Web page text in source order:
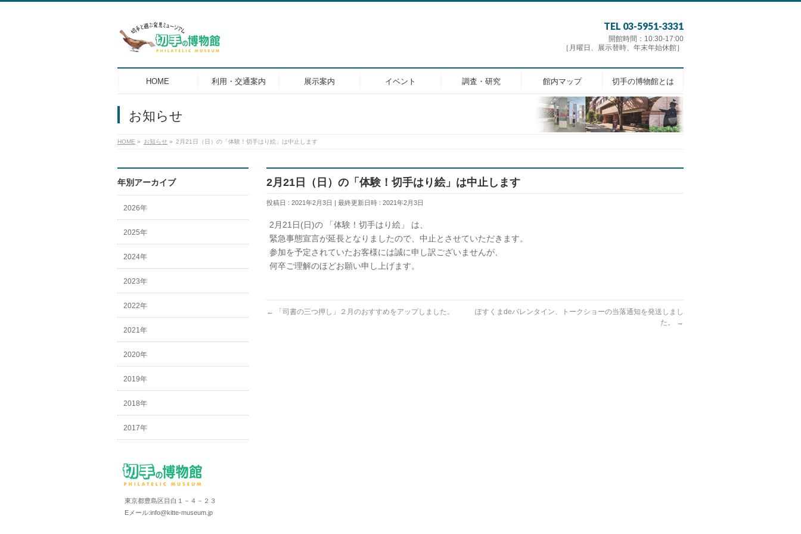
TEL 03-5951-3331
開館時間：10:30-17:00
［月曜日、展示替時、年末年始休館］
HOME 利用・交通案内 展示案内 イベント 調査・研究 館内マップ 切手の博物館とは
お知らせ
HOME » お知らせ » 2月21日（日）の「体験！切手はり絵」は中止します
2月21日（日）の「体験！切手はり絵」は中止します
投稿日 : 2021年2月3日 最終更新日時 : 2021年2月3日
2月21日(日)の 「体験！切手はり絵」 は、
緊急事態宣言が延長となりましたので、中止とさせていただきます。
参加を予定されていたお客様には誠に申し訳ございませんが、
何卒ご理解のほどお願い申し上げます。
← 「司書の三つ押し」２月のおすすめをアップしました。
ぽすくまdeバレンタイン、トークショーの当落通知を発送しまし
た。
→
年別アーカイブ
2026年
2025年
2024年
2023年
2022年
2021年
2020年
2019年
2018年
2017年
東京都豊島区目白１－４－２３
Eメール:info@kitte-museum.jp